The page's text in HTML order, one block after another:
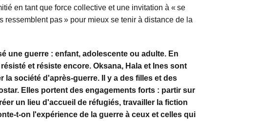
en tant que force collective et une invitation à « se
pas » pour mieux se tenir à distance de la
une guerre : enfant, adolescente ou adulte. En
et résiste encore. Oksana, Hala et Ines sont
la société d'après-guerre. Il y a des filles et des
Elles portent des engagements forts : partir sur
un lieu d'accueil de réfugiés, travailler la fiction
t-on l'expérience de la guerre à ceux et celles qui